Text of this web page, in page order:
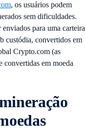
, os usuários podem
sem dificuldades.
para uma carteira
custódia, convertidos em
Crypto.com (as
convertidas em moeda